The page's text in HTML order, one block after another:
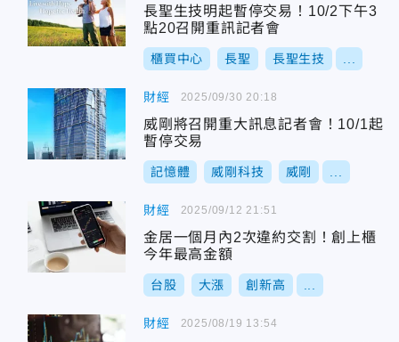
長聖生技明起暫停交易！10/2下午3
點20召開重訊記者會
櫃買中心 長聖 長聖生技
財經
威剛將召開重大訊息記者會！10/1起
暫停交易
記憶體 威剛科技 威剛
2025/09/30 20:18
財經
金居一個月內2次違約交割！創上櫃
今年最高金額
台股 大漲 創新高
2025/09/12 21:51
財經 2025/08/19 13:54